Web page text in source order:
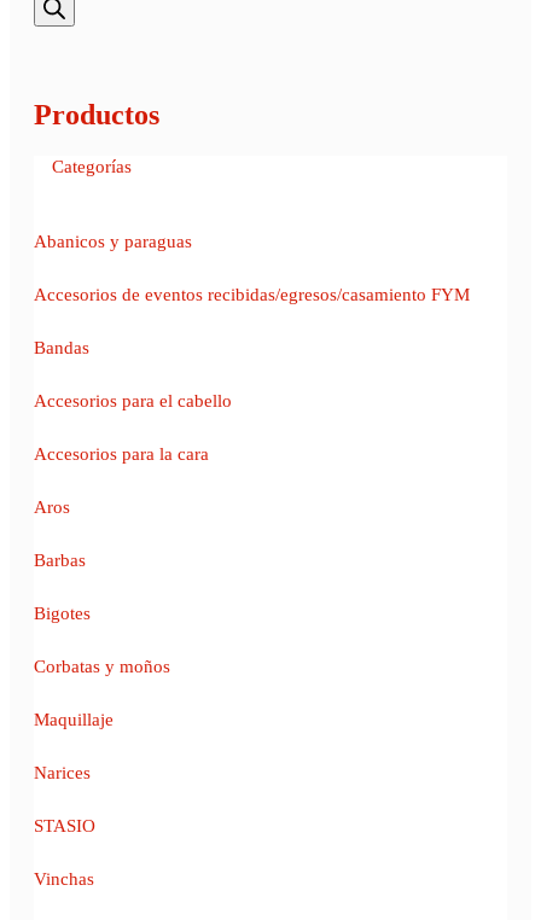
Productos
Categorías
Abanicos y paraguas
Accesorios de eventos recibidas/egresos/casamiento FYM
Bandas
Accesorios para el cabello
Accesorios para la cara
Aros
Barbas
Bigotes
Corbatas y moños
Maquillaje
Narices
STASIO
Vinchas